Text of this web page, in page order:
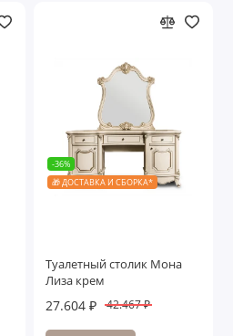
-36%
🎁 ДОСТАВКА И СБОРКА*
Туалетный столик Мона
Лиза крем
27.604 ₽ 42.467 ₽